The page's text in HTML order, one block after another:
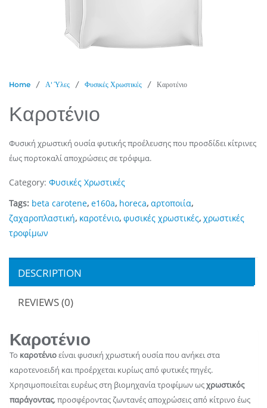
Home / Α' Ύλες / Φυσικές Χρωστικές / Καροτένιο
Καροτένιο
Φυσική χρωστική ουσία φυτικής προέλευσης που προσδίδει κίτρινες
έως πορτοκαλί αποχρώσεις σε τρόφιμα.
Category: Φυσικές Χρωστικές
Tags: beta carotene, e160a, horeca, αρτοποιία,
ζαχαροπλαστική, καροτένιο, φυσικές χρωστικές, χρωστικές
τροφίμων
DESCRIPTION
REVIEWS (0)
Καροτένιο
Το καροτένιοείναι φυσική χρωστική ουσία που ανήκει στα
καροτενοειδή και προέρχεται κυρίως από φυτικές πηγές.
Χρησιμοποιείται ευρέως στη βιομηχανία τροφίμων ωςχρωστικός
παράγοντας, προσφέροντας ζωντανές αποχρώσεις από κίτρινο έως